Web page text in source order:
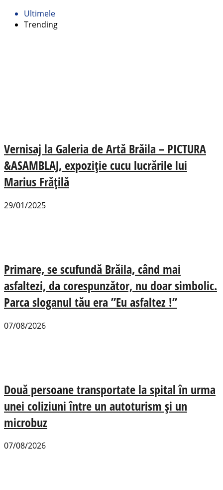
Ultimele
Trending
Vernisaj la Galeria de Artă Brăila – PICTURA
&ASAMBLAJ, expoziție cucu lucrările lui
Marius Frățilă
29/01/2025
Primare, se scufundă Brăila, când mai
asfaltezi, da corespunzător, nu doar simbolic.
Parca sloganul tău era ”Eu asfaltez !”
07/08/2026
Două persoane transportate la spital în urma
unei coliziuni între un autoturism și un
microbuz
07/08/2026